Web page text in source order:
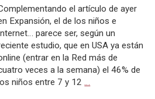
el artículo de ayer
Expansión, el de los niños e
parece ser, según un
estudio, que en USA ya están
(entrar en la Red más de
veces a la semana) el 46% de
niños entre 7 y 12…